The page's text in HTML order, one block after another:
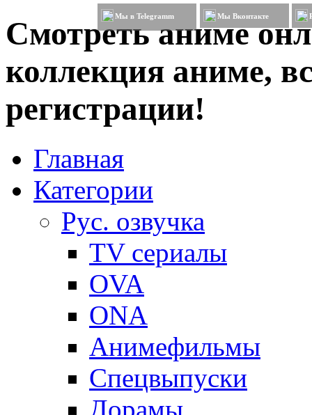
Смотреть аниме
коллекция аниме,
регистрации!
Мы в Telegramm Мы Вконтакте
Главная
Категории
Рус. озвучка
TV сериалы
OVA
ONA
Анимефильмы
Спецвыпуски
Дорамы